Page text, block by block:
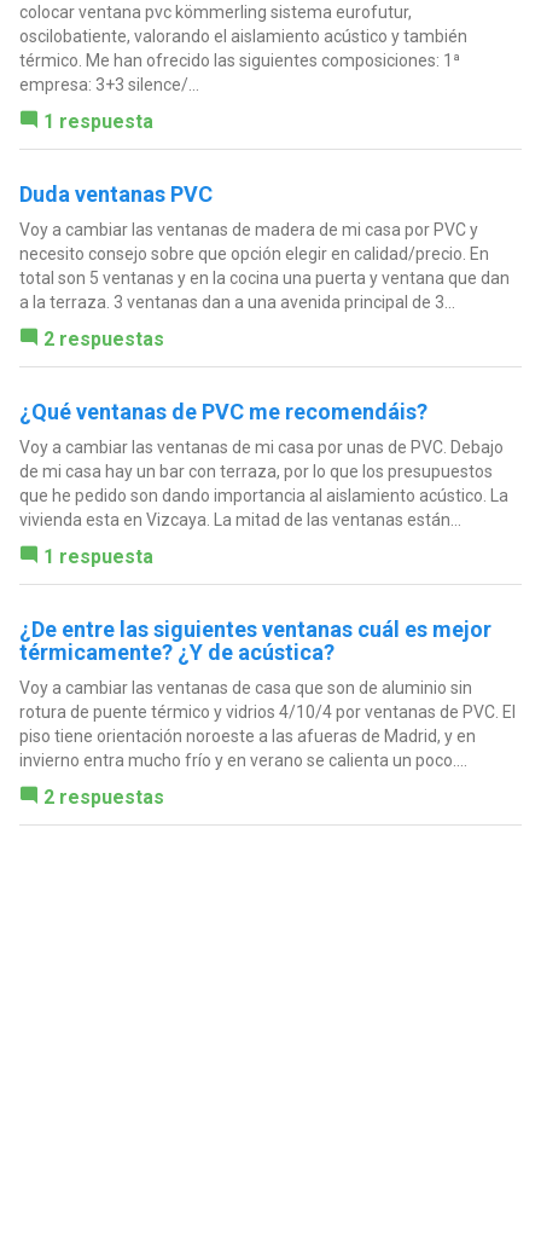
colocar ventana pvc kömmerling sistema eurofutur,
oscilobatiente, valorando el aislamiento acústico y también
térmico. Me han ofrecido las siguientes composiciones: 1ª
empresa: 3+3 silence/...
1 respuesta
Duda ventanas PVC
Voy a cambiar las ventanas de madera de mi casa por PVC y
necesito consejo sobre que opción elegir en calidad/precio. En
total son 5 ventanas y en la cocina una puerta y ventana que dan
a la terraza. 3 ventanas dan a una avenida principal de 3...
2 respuestas
¿Qué ventanas de PVC me recomendáis?
Voy a cambiar las ventanas de mi casa por unas de PVC. Debajo
de mi casa hay un bar con terraza, por lo que los presupuestos
que he pedido son dando importancia al aislamiento acústico. La
vivienda esta en Vizcaya. La mitad de las ventanas están...
1 respuesta
¿De entre las siguientes ventanas cuál es mejor
térmicamente? ¿Y de acústica?
Voy a cambiar las ventanas de casa que son de aluminio sin
rotura de puente térmico y vidrios 4/10/4 por ventanas de PVC. El
piso tiene orientación noroeste a las afueras de Madrid, y en
invierno entra mucho frío y en verano se calienta un poco....
2 respuestas